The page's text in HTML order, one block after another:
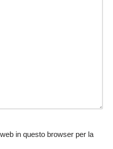
in questo browser per la